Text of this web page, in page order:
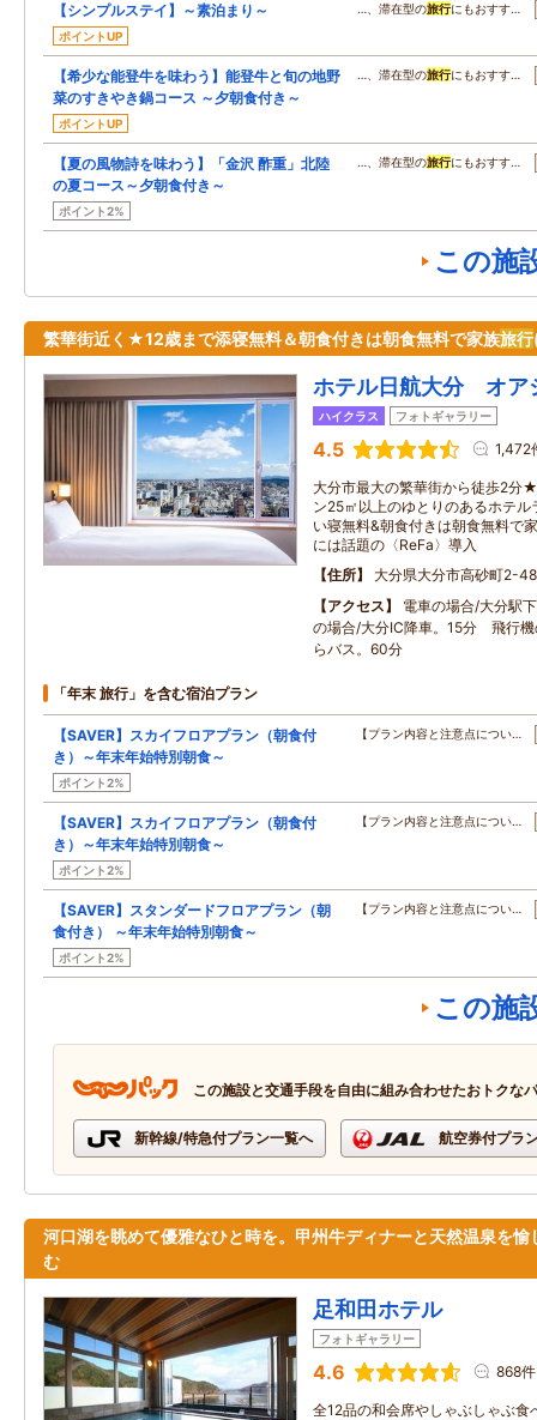
【シンプルステイ】～素泊まり～
ポイントUP
…、滞在型の旅行にもおすす…
【希少な能登牛を味わう】能登牛と旬の地野
菜のすきやき鍋コース ～夕朝食付き～
ポイントUP
…、滞在型の旅行にもおすす…
【夏の風物詩を味わう】「金沢 酢重」北陸
の夏コース～夕朝食付き～
ポイント2%
…、滞在型の旅行にもおすす…
この施
繁華街近く★12歳まで添寝無料＆朝食付きは朝食無料で家族旅行
ホテル日航大分 オア
ハイクラス フォトギャラリー
4.5 1,472
大分市最大の繁華街から徒歩2分
ン25㎡以上のゆとりのあるホテ
い寝無料&朝食付きは朝食無料で
には話題の〈ReFa〉導入
住所
大分県大分市高砂町2-48
アクセス
電車の場合/大分駅
の場合/大分IC降車。15分 飛行機
らバス。60分
「年末 旅行」を含む宿泊プラン
【SAVER】スカイフロアプラン（朝食付
き）～年末年始特別朝食～
ポイント2%
【プラン内容と注意点につい…
【SAVER】スカイフロアプラン（朝食付
き）～年末年始特別朝食～
ポイント2%
【プラン内容と注意点につい…
【SAVER】スタンダードフロアプラン（朝
食付き） ～年末年始特別朝食～
ポイント2%
【プラン内容と注意点につい…
この施
この施設と交通手段を自由に組み合わせたおトクな
新幹線/特急付プラン一覧へ 航空券付プラ
河口湖を眺めて優雅なひと時を。甲州牛ディナーと天然温泉を愉
む
足和田ホテル
フォトギャラリー
4.6 868件
全12品の和会席やしゃぶしゃぶ食